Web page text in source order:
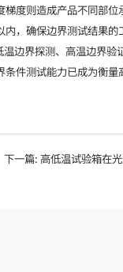
度则造成产品不同部
，确保边界测试结果的
边界探测、高温边界
件测试能力已成为衡
下一篇:高低温试验箱在